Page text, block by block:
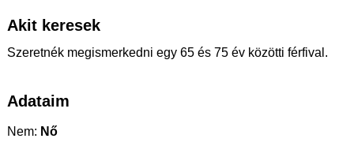
Akit keresek
Szeretnék megismerkedni egy 65 és 75 év közötti férfival.
Adataim
Nem: Nő